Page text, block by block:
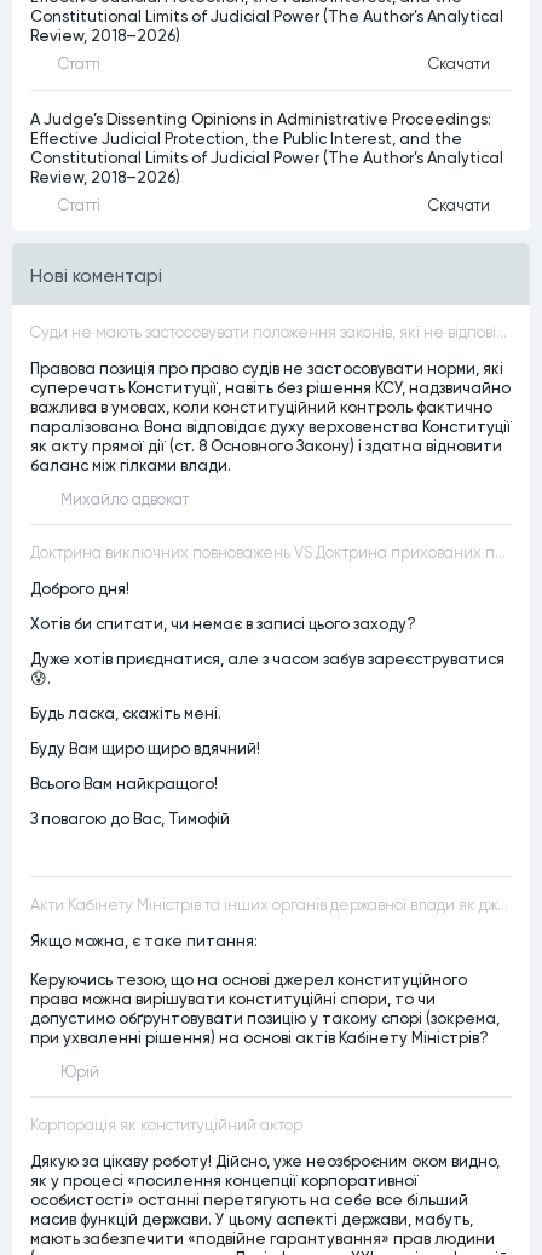
Constitutional Limits of Judicial Power (The Author’s Analytical
Review, 2018–2026)
Статтi Скачати
A Judge’s Dissenting Opinions in Administrative Proceedings:
Effective Judicial Protection, the Public Interest, and the
Constitutional Limits of Judicial Power (The Author’s Analytical
Review, 2018–2026)
Статтi Скачати
Нові коментарі
Суди не мають застосовувати положення законів, які не відповідають Конституції, незалежно від того, чи визнавалися вони Конституційним Судом України неконституційними, тобто закони, що суперечать Конституції України не можуть застосовуватися навіть у випадках, коли вони є чинними
Правова позиція про право судів не застосовувати норми, які
суперечать Конституції, навіть без рішення КСУ, надзвичайно
важлива в умовах, коли конституційний контроль фактично
паралізовано. Вона відповідає духу верховенства Конституції
як акту прямої дії (ст. 8 Основного Закону) і здатна відновити
баланс між гілками влади.
Михайло адвокат
Доктрина виключних повноважень VS Доктрина прихованих повноважень
Доброго дня!
Хотів би спитати, чи немає в записі цього заходу?
Дуже хотів приєднатися, але з часом забув зареєструватися
😰.
Будь ласка, скажіть мені.
Буду Вам щиро щиро вдячний!
Всього Вам найкращого!
З повагою до Вас, Тимофій
Акти Кабінету Міністрів та інших органів державної влади як джерела конституційного права
Якщо можна, є таке питання:
Керуючись тезою, що на основі джерел конституційного
права можна вирішувати конституційні спори, то чи
допустимо обґрунтовувати позицію у такому спорі (зокрема,
при ухваленні рішення) на основі актів Кабінету Міністрів?
Юрій
Корпорація як конституційний актор
Дякую за цікаву роботу! Дійсно, уже неозброєним оком видно,
як у процесі «посилення концепції корпоративної
особистості» останні перетягують на себе все більший
масив функцій держави. У цьому аспекті держави, мабуть,
мають забезпечити «подвійне гарантування» прав людини